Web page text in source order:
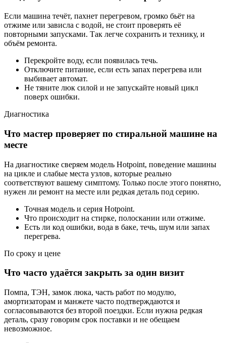
Если машина течёт, пахнет перегревом, громко бьёт на
отжиме или зависла с водой, не стоит проверять её
повторными запусками. Так легче сохранить и технику, и
объём ремонта.
Перекройте воду, если появилась течь.
Отключите питание, если есть запах перегрева или
выбивает автомат.
Не тяните люк силой и не запускайте новый цикл
поверх ошибки.
Диагностика
Что мастер проверяет по стиральной машине на
месте
На диагностике сверяем модель Hotpoint, поведение машины
на цикле и слабые места узлов, которые реально
соответствуют вашему симптому. Только после этого понятно,
нужен ли ремонт на месте или редкая деталь под серию.
Точная модель и серия Hotpoint.
Что происходит на стирке, полоскании или отжиме.
Есть ли код ошибки, вода в баке, течь, шум или запах
перегрева.
По сроку и цене
Что часто удаётся закрыть за один визит
Помпа, ТЭН, замок люка, часть работ по модулю,
амортизаторам и манжете часто подтверждаются и
согласовываются без второй поездки. Если нужна редкая
деталь, сразу говорим срок поставки и не обещаем
невозможное.